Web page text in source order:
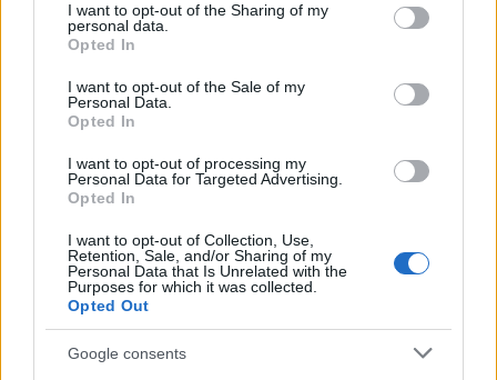
not limited to your visit or usage behaviour. You may click to
grant or deny consent to Google and its third-party tags to
use your data for below specified purposes in below Google
consent section.
I want to opt-out of the Sharing of my
personal data.
Opted In
I want to opt-out of the Sale of my
Personal Data.
Opted In
I want to opt-out of processing my
Personal Data for Targeted Advertising.
Opted In
I want to opt-out of Collection, Use,
Retention, Sale, and/or Sharing of my
Personal Data that Is Unrelated with the
Purposes for which it was collected.
Opted Out
Google consents
és no stressz :)))
valahogy ez lenne a normális :D
laspalmas
16 éve
@belzebubó:
Volt szó itt is az Omnivestről, Zero ki nem hagyta
volna. Tudod, a hívószavak: milliárdok, kormány,
offshore
vastagbor.blog.hu/2009/08/11/ciprusi_offshore_cegt
ol_veszi_az_oltoanyagot